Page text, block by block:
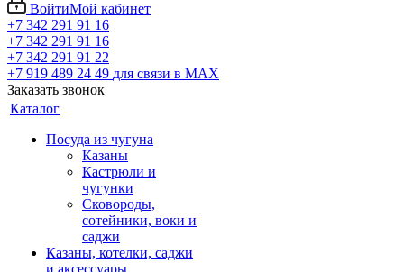
ВойтиМой кабинет
+7 342 291 91 16
+7 342 291 91 16
+7 342 291 91 22
+7 919 489 24 49 для связи в МАХ
Заказать звонок
Каталог
Посуда из чугуна
Казаны
Кастрюли и
чугунки
Сковороды,
сотейники, воки и
саджи
Казаны, котелки, саджи
и аксессуары